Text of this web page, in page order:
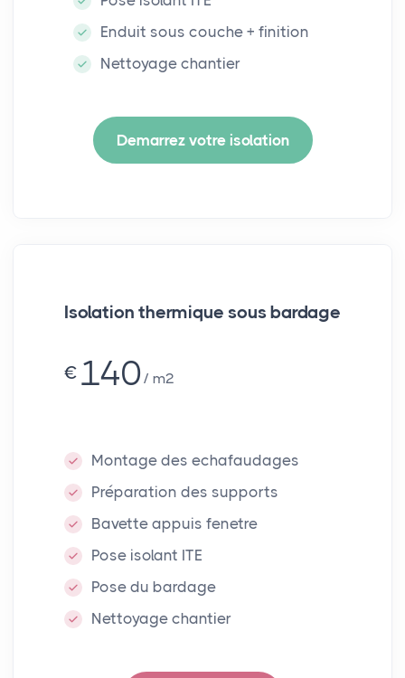
Enduit sous couche + finition
Nettoyage chantier
Demarrez votre isolation
Isolation thermique sous bardage
€ 140 m²
Montage des echafaudages
Préparation des supports
Bavette appuis fenetre
Pose isolant ITE
Pose du bardage
Nettoyage chantier